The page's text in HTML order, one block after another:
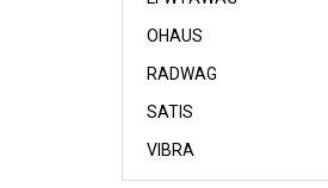
OHAUS
RADWAG
SATIS
VIBRA